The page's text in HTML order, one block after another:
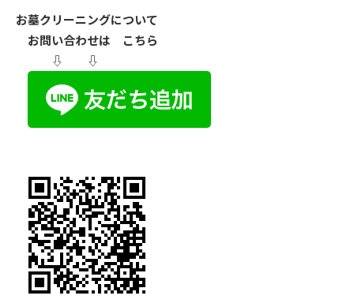
お墓クリーニングについて
お問い合わせは こちら
⇩ ⇩